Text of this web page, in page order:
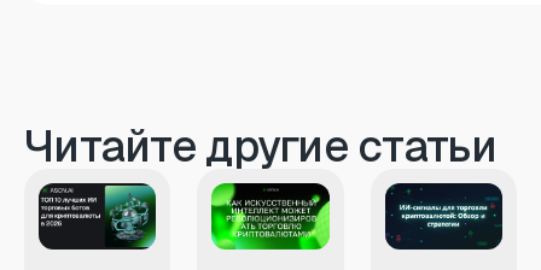
Читайте другие статьи